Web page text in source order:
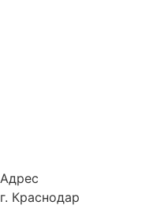
Адрес
г. Краснодар